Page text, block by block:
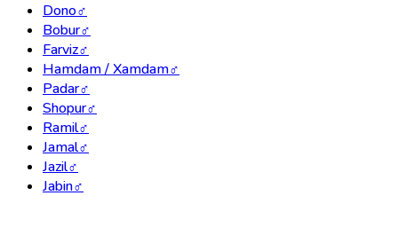
Dono♂
Bobur♂
Farviz♂
Hamdam / Xamdam♂
Padar♂
Shopur♂
Ramil♂
Jamal♂
Jazil♂
Jabin♂